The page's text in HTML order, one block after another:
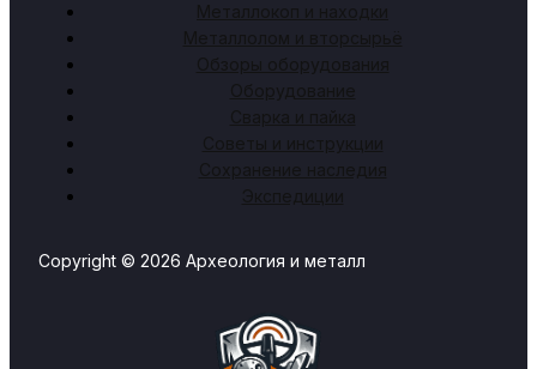
Металлокоп и находки
Металлолом и вторсырьё
Обзоры оборудования
Оборудование
Сварка и пайка
Советы и инструкции
Сохранение наследия
Экспедиции
Copyright © 2026 Археология и металл